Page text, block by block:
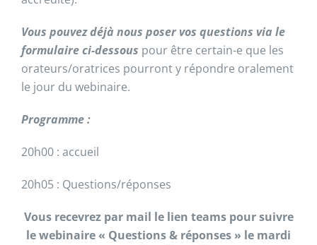
Vous pouvez déjà nous poser vos questions via le
formulaire ci-dessous pour être certain-e que les
orateurs/oratrices pourront y répondre oralement
le jour du webinaire.
Programme :
20h00 : accueil
20h05 : Questions/réponses
Vous recevrez par mail le lien teams pour suivre
le webinaire « Questions & réponses » le mardi